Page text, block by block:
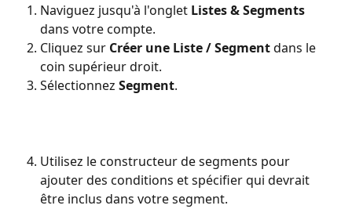
Naviguez jusqu'à l'onglet Listes & Segments
dans votre compte.
Cliquez sur Créer une Liste / Segment dans le
coin supérieur droit.
Sélectionnez Segment.
Utilisez le constructeur de segments pour
ajouter des conditions et spécifier qui devrait
être inclus dans votre segment.